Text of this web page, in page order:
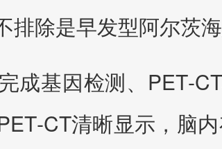
除是早发型阿尔茨海
成基因检测、
清晰显示，脑